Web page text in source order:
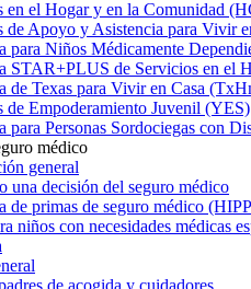
en el Hogar y en la Comunidad
de Apoyo y Asistencia para Vivir
para Niños Médicamente
STAR+PLUS de Servicios en el
de Texas para Vivir en Casa
de Empoderamiento Juvenil (YES)
para Personas Sordociegas con
médico
general
una decisión del seguro médico
de primas de seguro médico
niños con necesidades médicas
de acogida y cuidadores